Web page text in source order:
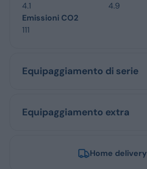
4.1
4.9
Emissioni CO2
111
Equipaggiamento di serie
Equipaggiamento extra
Home delivery